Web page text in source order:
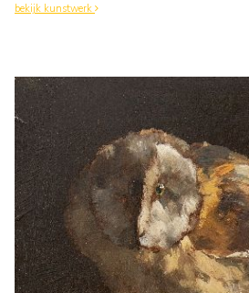
bekijk kunstwerk